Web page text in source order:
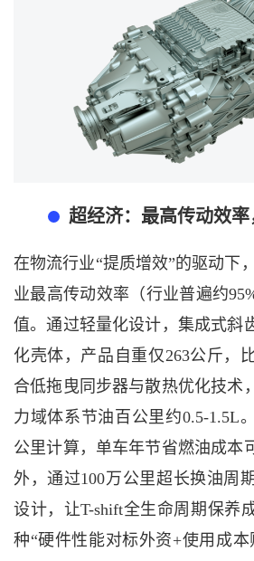
超经济：最高传动效
在物流行业“提质增效”的驱动下
业最高传动效率（行业普遍约
值。通过轻量化设计，集成式斜
化壳体，产品自重仅263公斤，
合低拖曳同步器与散热优化技术
力域体系节油百公里约0.5-1.5L
公里计算，单车年节省燃油成本
外，通过100万公里超长换油周
设计，让T-shift全生命周期保养
种“硬件性能对标外资+使用成本